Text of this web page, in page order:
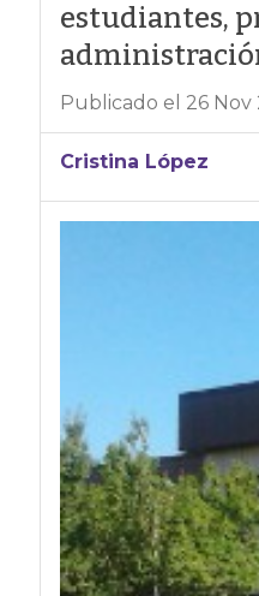
estudiantes,
Publicado el 26 Nov
Cristina López